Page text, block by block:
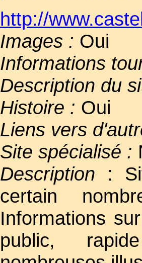
http://
Images : Oui
Informations
Description du
Histoire : Oui
Liens vers
Site spécialisé :
Description :
certain
Informations
public,